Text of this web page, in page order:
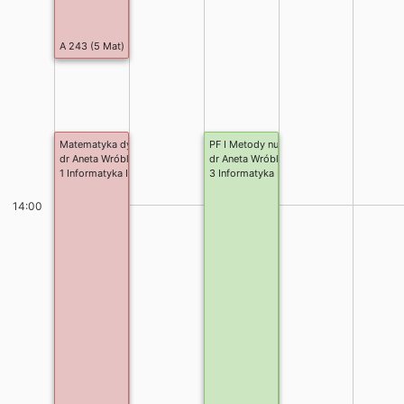
14:00
A 243 (5 Mat)
Matematyka dyskretna
dr Aneta Wróblewska
1 Informatyka I st.
PF I Metody numeryczne
dr Aneta Wróblewska
3 Informatyka I st.